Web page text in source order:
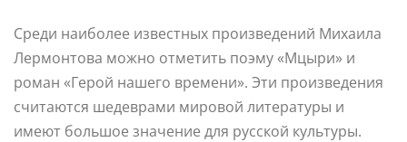
Среди наиболее известных произведений Михаила
Лермонтова можно отметить поэму «Мцыри» и
роман «Герой нашего времени». Эти произведения
считаются шедеврами мировой литературы и
имеют большое значение для русской культуры.